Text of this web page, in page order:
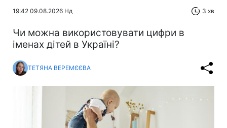
19:42 09.08.2026 Нд 3 хв
Чи можна використовувати цифри в
іменах дітей в Україні?
ТЕТЯНА ВЕРЕМЄЄВА